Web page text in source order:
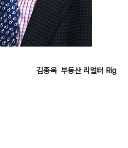
김종욱 부동산 리얼터 Rig